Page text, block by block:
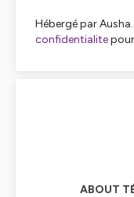
Hébergé par
confidentialite
ABOUT